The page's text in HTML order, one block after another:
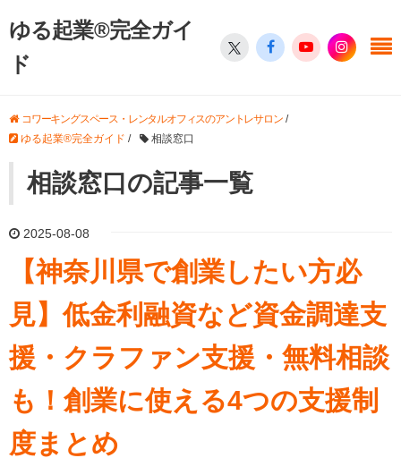
ゆる起業®完全ガイ
ド
コワーキングスペース・レンタルオフィスのアントレサロン/
ゆる起業®完全ガイド / 相談窓口
相談窓口の記事一覧
2025-08-08
【神奈川県で創業したい方必
見】低金利融資など資金調達支
援・クラファン支援・無料相談
も！創業に使える4つの支援制
度まとめ